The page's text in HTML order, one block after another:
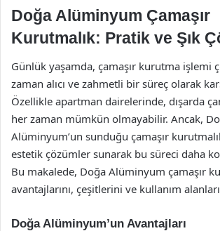
Doğa Alüminyum Çamaşır
Kurutmalık: Pratik ve Şık
Günlük yaşamda, çamaşır kurutma işlemi
zaman alıcı ve zahmetli bir süreç olarak
Özellikle apartman dairelerinde, dışarda
her zaman mümkün olmayabilir. Ancak,
Alüminyum’un sunduğu çamaşır
estetik çözümler sunarak bu süreci daha
Bu makalede, Doğa Alüminyum çamaşır
avantajlarını, çeşitlerini ve kullanım
Doğa Alüminyum’un Avantajları